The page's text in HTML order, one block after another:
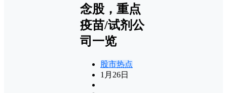
念股，重点
疫苗/试剂公
司一览
股市热点
1月26日